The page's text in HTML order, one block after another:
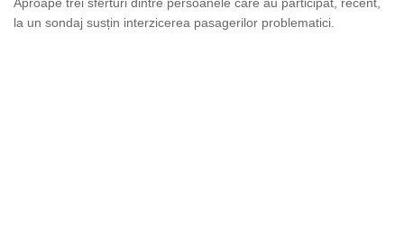
la un sondaj susțin interzicerea pasagerilor problematici.